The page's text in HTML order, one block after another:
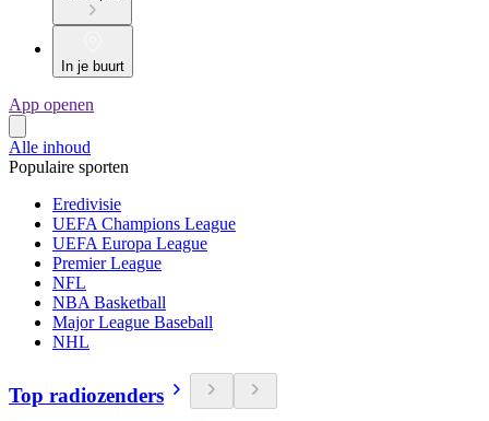
In je buurt
App openen
Alle inhoud
Populaire sporten
Eredivisie
UEFA Champions League
UEFA Europa League
Premier League
NFL
NBA Basketball
Major League Baseball
NHL
Top radiozenders